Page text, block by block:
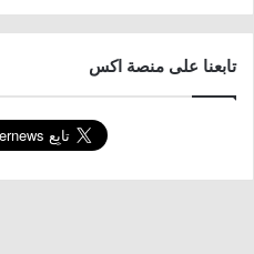
تابعنا على منصة اكس